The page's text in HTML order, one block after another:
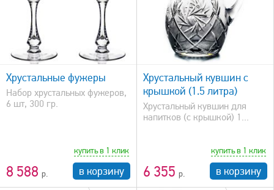
Хрустальные фужеры
Набор хрустальных фужеров,
6 шт, 300 гр.
8 588
купить в 1 клик
в корзину
быстрый просмотр
Хрустальный кувшин с
крышкой (1.5 литра)
Хрустальный кувшин для
напитков (с крышкой) 1...
6 355
купить в 1 клик
в корзину